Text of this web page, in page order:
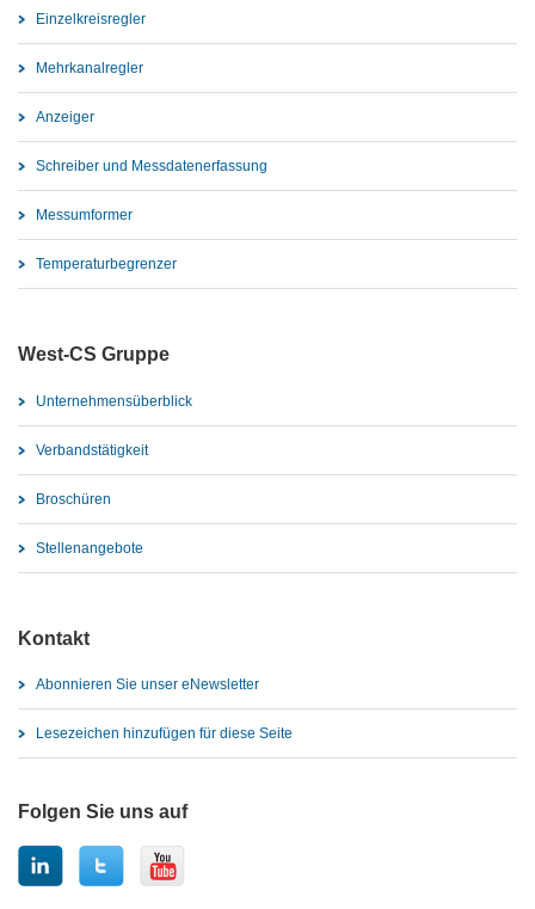
Einzelkreisregler
Mehrkanalregler
Anzeiger
Schreiber und Messdatenerfassung
Messumformer
Temperaturbegrenzer
West-CS Gruppe
Unternehmensüberblick
Verbandstätigkeit
Broschüren
Stellenangebote
Kontakt
Abonnieren Sie unser eNewsletter
Lesezeichen hinzufügen für diese Seite
Folgen Sie uns auf